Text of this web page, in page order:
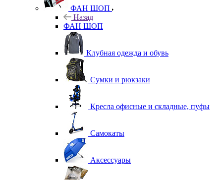
ФАН ШОП
Назад
ФАН ШОП
Клубная одежда и обувь
Сумки и рюкзаки
Кресла офисные и складные, пуфы
Самокаты
Аксессуары